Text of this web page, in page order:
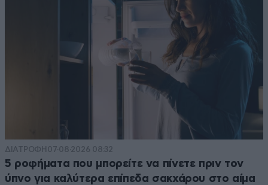
ΔΙΑΤΡΟΦΗ 07·08·2026 08:32
5 ροφήματα που μπορείτε να πίνετε πριν τον
ύπνο για καλύτερα επίπεδα σακχάρου στο αίμα